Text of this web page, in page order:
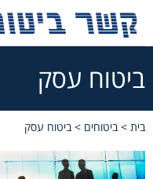
ביטוח עסק
בית>ביטוחים>ביטוח עסק